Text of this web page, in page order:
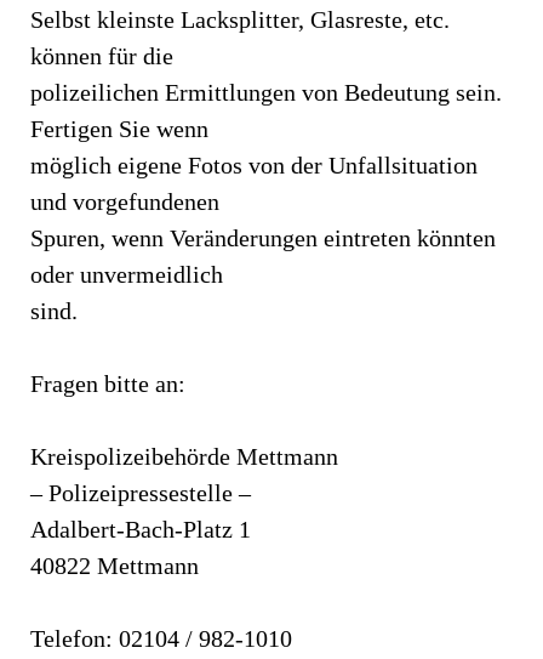
Selbst kleinste Lacksplitter, Glasreste, etc.
können für die
polizeilichen Ermittlungen von Bedeutung sein.
Fertigen Sie wenn
möglich eigene Fotos von der Unfallsituation
und vorgefundenen
Spuren, wenn Veränderungen eintreten könnten
oder unvermeidlich
sind.
Fragen bitte an:
Kreispolizeibehörde Mettmann
– Polizeipressestelle –
Adalbert-Bach-Platz 1
40822 Mettmann
Telefon: 02104 / 982-1010